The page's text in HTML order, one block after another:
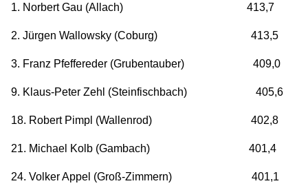
1. Norbert Gau (Allach) 413,7
2. Jürgen Wallowsky (Coburg) 413,5
3. Franz Pfeffereder (Grubentauber) 409,0
9. Klaus-Peter Zehl (Steinfischbach) 405,6
18. Robert Pimpl (Wallenrod) 402,8
21. Michael Kolb (Gambach) 401,4
24. Volker Appel (Groß-Zimmern) 401,1